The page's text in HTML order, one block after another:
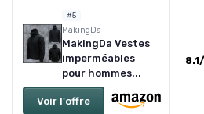
#5
MakingDa
MakingDa Vestes
imperméables
pour hommes...
Voir l'offre